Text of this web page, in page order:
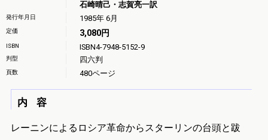
石崎晴己・志賀亮一訳
発行年月日 1985年 6月
定価 3,080円
ISBN ISBN4-7948-5152-9
判型 四六判
頁数 480ページ
内 容
レーニンによるロシア革命からスターリンの台頭と跋